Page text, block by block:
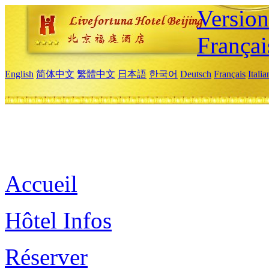
English 简体中文 繁體中文 日本語 한국어 Deutsch Français
Accueil
Hôtel Infos
Réserver